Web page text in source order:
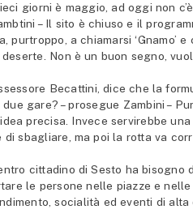
giorni è maggio, ad oggi non
– Il sito è chiuso e il
purtroppo, a chiamarsi ‘Gnamo’
Non è un buon segno,
Becattini, dice che la
gare? – prosegue Zambini –
precisa. Invece servirebbe
sbagliare, ma poi la rotta va
cittadino di Sesto ha bisogno
le persone nelle piazze e
socialità ed eventi di